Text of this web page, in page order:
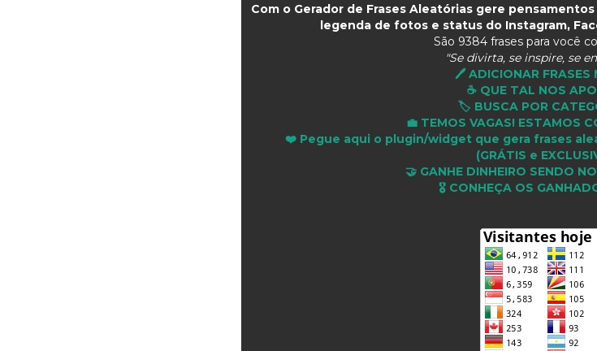
Com o Gerador de Frases Aleatórias gere
legenda de fotos e status do Instagram,
São 9384 frases para você
"Se divirta, se inspire, se
🖊️ ADICIONAR FRASES
☕ QUE TAL NOS
🏷️ BUSCA POR
💼 TEMOS VAGAS! ESTAMOS
❤️ Pegue aqui o plugin/widget que gera frases
(GRÁTIS e
🤝 GANHE DINHEIRO SENDO
🎖 CONHEÇA OS